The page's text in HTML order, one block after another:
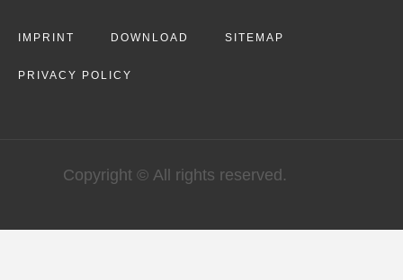
IMPRINT DOWNLOAD SITEMAP
PRIVACY POLICY
Copyright © All rights reserved.